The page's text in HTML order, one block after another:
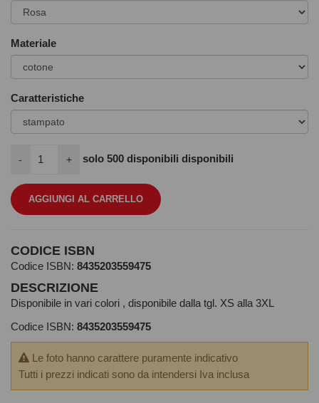
Materiale
Caratteristiche
- + solo 500 disponibili disponibili
AGGIUNGI AL CARRELLO
CODICE ISBN
Codice ISBN: 8435203559475
DESCRIZIONE
Disponibile in vari colori , disponibile dalla tgl. XS alla 3XL
Codice ISBN: 8435203559475
Le foto hanno carattere puramente indicativo
Tutti i prezzi indicati sono da intendersi Iva inclusa